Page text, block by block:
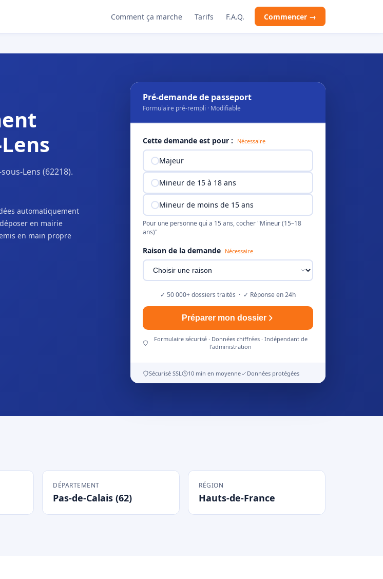
Comment ça marche Tarifs F.A.Q. Commencer →
Lens (62218).
automatiquement
en mairie
en main propre
Pré-demande de passeport
Formulaire pré-rempli · Modifiable
Cette demande est pour : Nécessaire
Majeur
Mineur de 15 à 18 ans
Mineur de moins de 15 ans
Pour une personne qui a 15 ans, cocher "Mineur (15–18
ans)"
Raison de la demande Nécessaire
✓ 50 000+ dossiers traités · ✓ Réponse en 24h
Préparer mon dossier
Formulaire sécurisé · Données chiffrées · Indépendant de
l'administration
Sécurisé SSL 10 min en moyenne Données protégées
DÉPARTEMENT
Pas-de-Calais (62)
RÉGION
Hauts-de-France